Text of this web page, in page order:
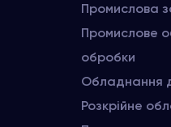
Промислова
Промислове
обробки
Обладнання
Розкрійне